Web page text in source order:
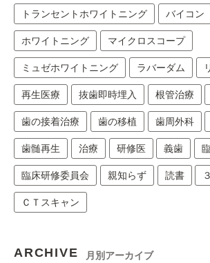
トランセントホワイトニング バイコン
ホワイトニング マイクロスコープ
ミュゼホワイトニング ラバーダム
再生医療 抜歯即時埋入 根管治療
歯の接着治療 歯の移植 歯周外科
歯髄再生 治療 研修医 義歯
臨床研修委員会 親知らず 読書
ＣＴスキャン
ARCHIVE 月別アーカイブ